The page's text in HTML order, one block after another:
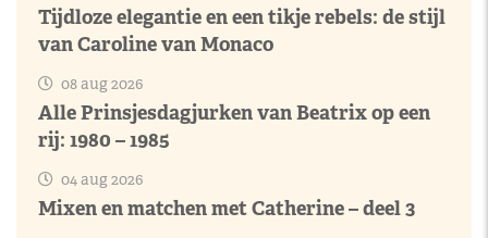
Tijdloze elegantie en een tikje rebels: de stijl
van Caroline van Monaco
08 aug 2026
Alle Prinsjesdagjurken van Beatrix op een
rij: 1980 – 1985
04 aug 2026
Mixen en matchen met Catherine – deel 3